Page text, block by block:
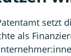
setzt
als